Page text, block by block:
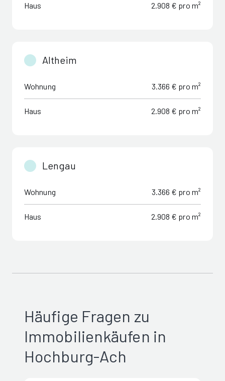
Haus 2.908 € pro m²
Altheim
Wohnung 3.366 € pro m²
Haus 2.908 € pro m²
Lengau
Wohnung 3.366 € pro m²
Haus 2.908 € pro m²
Häufige Fragen zu
Immobilienkäufen in
Hochburg-Ach